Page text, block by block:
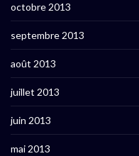
octobre 2013
septembre 2013
août 2013
juillet 2013
juin 2013
mai 2013